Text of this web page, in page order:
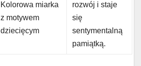
Kolorowa miarka
z motywem
dziecięcym
rozwój i staje
się
sentymentalną
pamiątką.